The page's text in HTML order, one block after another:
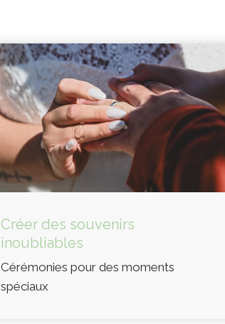
Créer des souvenirs
inoubliables
Cérémonies pour des moments
spéciaux